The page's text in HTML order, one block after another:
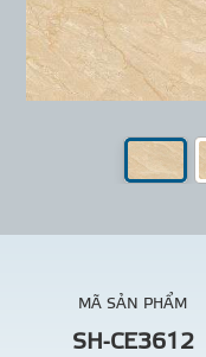
MÃ SẢN PHẨM
SH-CE3612